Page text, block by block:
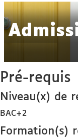
Pré-requis
Niveau(x) de
BAC+2
Formation(s)